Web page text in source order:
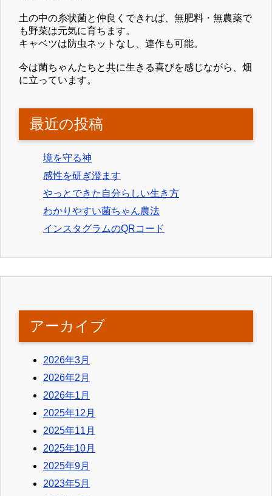
土の中の糸状菌と仲良くできれば、無肥料・無農薬で
も野菜は元気に育ちます。
キャベツは防虫ネットなし、連作も可能。
今は菌ちゃんたちと共に生きる喜びを感じながら、畑
に立っています。
最近の投稿
境を守る神
感性を研ぎ澄ます
やっとできた自分らしい生き方
わかりやすい菌ちゃん農法
インスタグラムのQRコード
アーカイブ
2026年3月
2026年2月
2026年1月
2025年12月
2025年11月
2025年10月
2025年9月
2023年5月